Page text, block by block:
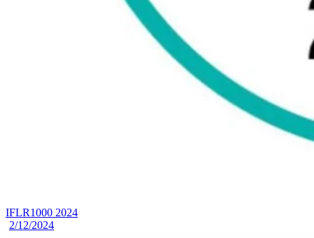
IFLR1000 2024
2/12/2024